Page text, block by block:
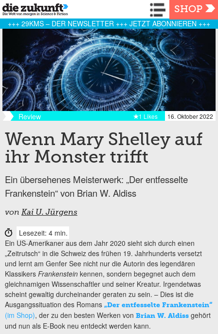
Navigation
SHOP
+++ 29KMS – DER NEWSLETTER +++ JETZT ABONNIEREN +++
Review 16. Oktober 2022
1 Likes
Wenn Mary Shelley auf
ihr Monster trifft
Ein übersehenes Meisterwerk: „Der entfesselte
Frankenstein“ von Brian W. Aldiss
von Kai U. Jürgens
Lesezeit: 4 min.
Ein US-Amerikaner aus dem Jahr 2020 sieht sich durch einen
„Zeitrutsch“ in die Schweiz des frühen 19. Jahrhunderts versetzt
und lernt am Genfer See nicht nur die Autorin des legendären
Klassikers Frankenstein kennen, sondern begegnet auch dem
gleichnamigen Wissenschaftler und seiner Kreatur. Irgendetwas
scheint gewaltig durcheinander geraten zu sein. – Dies ist die
Ausgangssituation des Romans „Der entfesselte Frankenstein“
(im Shop), der zu den besten Werken von Brian W. Aldiss gehört
und nun als E-Book neu entdeckt werden kann.